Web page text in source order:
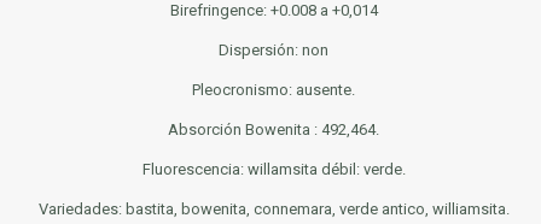
Birefringence: +0.008 a +0,014
Dispersión: non
Pleocronismo: ausente.
Absorción Bowenita : 492,464.
Fluorescencia: willamsita débil: verde.
Variedades: bastita, bowenita, connemara, verde antico, williamsita.